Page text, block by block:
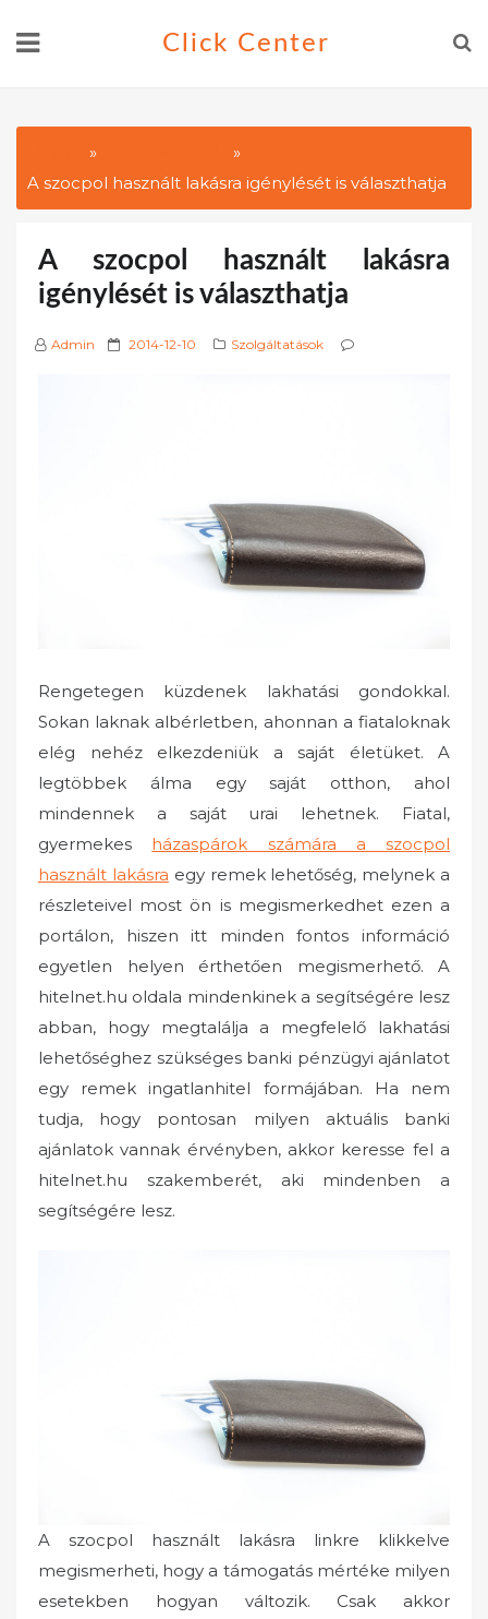
Click Center
A szocpol használt lakásra igénylését is választhatja
A szocpol használt lakásra
igénylését is választhatja
Admin
P 2014-12-10 Szolgáltatások
Rengetegen küzdenek lakhatási gondokkal.
Sokan laknak albérletben, ahonnan a fiataloknak
elég nehéz elkezdeniük a saját életüket. A
legtöbbek álma egy saját otthon, ahol
mindennek a saját urai lehetnek. Fiatal,
gyermekes házaspárok számára a szocpol
használt lakásra egy remek lehetőség, melynek a
részleteivel most ön is megismerkedhet ezen a
portálon, hiszen itt minden fontos információ
egyetlen helyen érthetően megismerhető. A
hitelnet.hu oldala mindenkinek a segítségére lesz
abban, hogy megtalálja a megfelelő lakhatási
lehetőséghez szükséges banki pénzügyi ajánlatot
egy remek ingatlanhitel formájában. Ha nem
tudja, hogy pontosan milyen aktuális banki
ajánlatok vannak érvényben, akkor keresse fel a
hitelnet.hu szakemberét, aki mindenben a
segítségére lesz.
A szocpol használt lakásra linkre klikkelve
megismerheti, hogy a támogatás mértéke milyen
esetekben hogyan változik. Csak akkor